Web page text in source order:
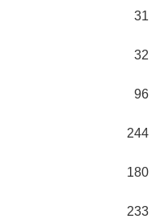
31
32
96
244
180
233